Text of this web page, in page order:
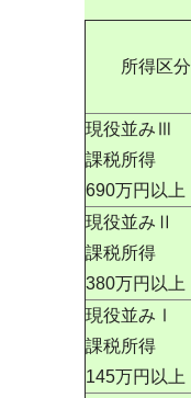
所得区分
現役並みⅢ
課税所得
690万円以上
現役並みⅡ
課税所得
380万円以上
現役並みⅠ
課税所得
145万円以上